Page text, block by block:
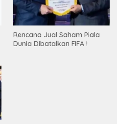
Rencana Jual Saham Piala
Dunia Dibatalkan FIFA !